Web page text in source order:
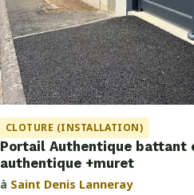
CLOTURE (INSTALLATION)
Portail Authentique battant
authentique +muret
à Saint Denis Lanneray